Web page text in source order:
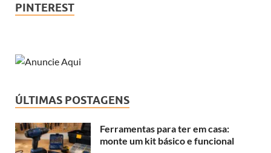
PINTEREST
ÚLTIMAS POSTAGENS
Ferramentas para ter em casa:
monte um kit básico e funcional